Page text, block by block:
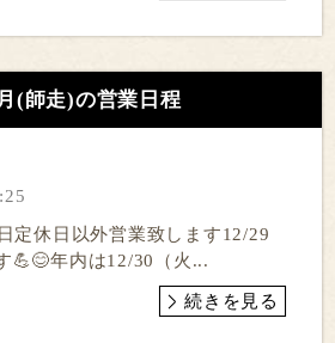
(師走)の営業日程
定休日以外営業致します12/29
💪😊年内は12/30（火...
続きを見る